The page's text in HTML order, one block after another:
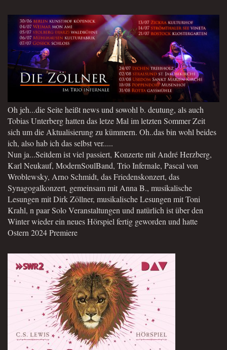
Oh jeh...die Seite heißt news und sowohl b. deutung, als auch
Tobias Unterberg hatten das letze Mal im letzten Sommer Zeit
sich um die Aktualisierung zu kümmern. Oh..das bin wohl beides
ich, also hab ich das selbst ver.....
Nun ja...Seitdem ist viel passiert, Konzerte mit André Herzberg,
Karl Neukauf, ModernSoulBand, Trio Infernale, Pascal von
Wroblewsky, Arno Schmidt, das Friedenskonzert, das
Synagogalkonzert, gemeinsam mit Anna B., musikalische
Lesungen mit Dirk Zöllner, musikalische Lesungen mit Toni
Krahl, n paar Solo Veranstaltungen und natürlich ist über den
Winter wieder ein neues Hörspiel fertig geworden und hatte
Ostern 2024 Premiere